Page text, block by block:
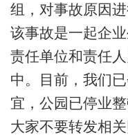
组，对事故原因
该事故是一起企
责任单位和责任
中。目前，我们
宜，公园已停业
大家不要转发相关